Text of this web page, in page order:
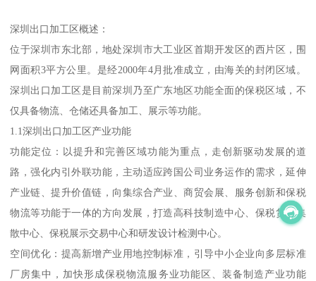
深圳出口加工区概述：
位于深圳市东北部，地处深圳市大工业区首期开发区的西片区，围
网面积3平方公里。是经2000年4月批准成立，由海关的封闭区域。
深圳出口加工区是目前深圳乃至广东地区功能全面的保税区域，不
仅具备物流、仓储还具备加工、展示等功能。
1.1深圳出口加工区产业功能
功能定位：以提升和完善区域功能为重点，走创新驱动发展的道
路，强化内引外联功能，主动适应跨国公司业务运作的需求，延伸
产业链、提升价值链，向集综合产业、商贸会展、服务创新和保税
物流等功能于一体的方向发展，打造高科技制造中心、保税货物集
散中心、保税展示交易中心和研发设计检测中心。
空间优化：提高新增产业用地控制标准，引导中小企业向多层标准
厂房集中，加快形成保税物流服务业功能区、装备制造产业功能